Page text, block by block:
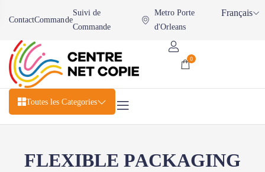
ContactCommande
Suivi de
Commande
Metro Porte
d'Orleans
Français
0
Toutes les Categories
FLEXIBLE PACKAGING